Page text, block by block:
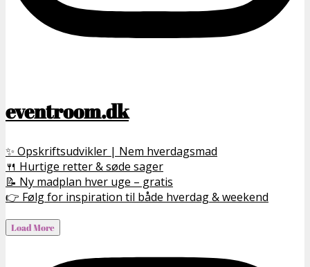
eventroom.dk
✨ Opskriftsudvikler | Nem hverdagsmad
🍴 Hurtige retter & søde sager
📝 Ny madplan hver uge – gratis
👉 Følg for inspiration til både hverdag & weekend
Load More